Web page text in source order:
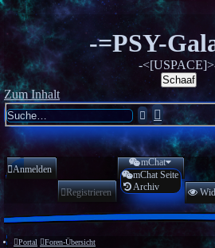
-=PSY-
-
Schaaf
Zum Inhalt
SucheErweiterte
Suche
Anmelden
Registrieren
mChat
mChat Seite
Archiv
Portal
Foren-Übersicht